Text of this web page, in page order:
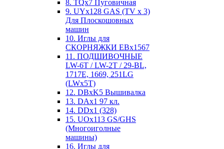
8. TQx7 Пуговичная
9. UYx128 GAS (TV x 3)
Для Плоскошовных
машин
10. Иглы для
СКОРНЯЖКИ EBx1567
11. ПОДШИВОЧНЫЕ
LW-6T / LW-2T / 29-BL,
1717E, 1669, 251LG
(LWx5T)
12. DBxK5 Вышивалка
13. DAx1 97 кл.
14. DDx1 (328)
15. UOx113 GS/GHS
(Многоиголные
машины)
16. Иглы для